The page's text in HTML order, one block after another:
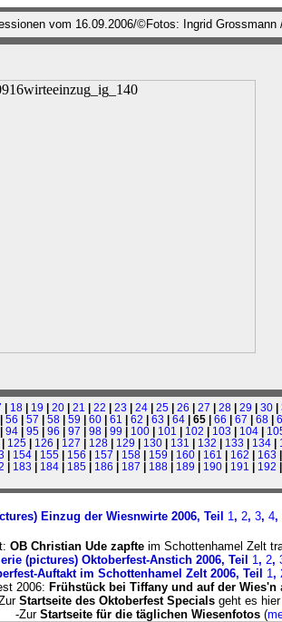
vom 16.09.2006/©Fotos: Ingrid Grossmann
| 18 | 19 | 20 | 21 | 22 | 23 | 24 | 25 | 26 | 27 | 28 | 29 | 30 |
| 56 | 57 | 58 | 59 | 60 | 61 | 62 | 63 | 64 | 65 | 66 | 67 | 68 |
| 94 | 95 | 96 | 97 | 98 | 99 | 100 | 101 | 102 | 103 | 104 |
| 125 | 126 | 127 | 128 | 129 | 130 | 131 | 132 | 133 | 134 |
| 154 | 155 | 156 | 157 | 158 | 159 | 160 | 161 | 162 | 163 |
| 183 | 184 | 185 | 186 | 187 | 188 | 189 | 190 | 191 | 192 |
Einzug der Wiesnwirte 2006, Teil 1, 2, 3, 4,
OB Christian Ude zapfte im Schottenhamel Zelt
(pictures) Oktoberfest-Anstich 2006, Teil 1, 2,
Auftakt im Schottenhamel Zelt 2006, Teil 1,
2006: Frühstück bei Tiffany und auf der Wies'n
Startseite des Oktoberfest Specials geht es
-Zur Startseite für die täglichen Wiesenfotos(